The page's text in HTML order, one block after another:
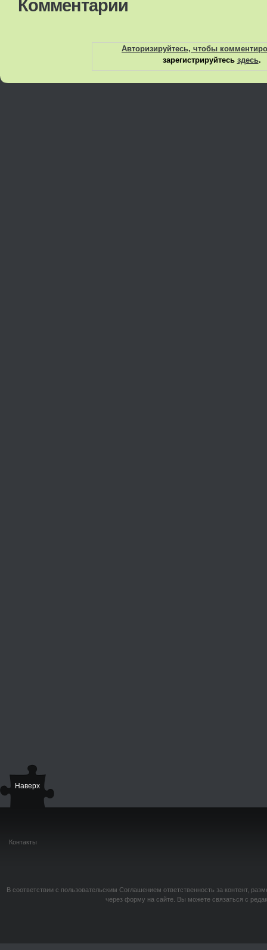
Комментарии
Авторизируйтесь, чтобы
зарегистрируйтесь здесь.
Наверх
Контакты
В соответствии с пользовательским Соглашением ответственность за контент,
через форму на сайте. Вы можете связаться с